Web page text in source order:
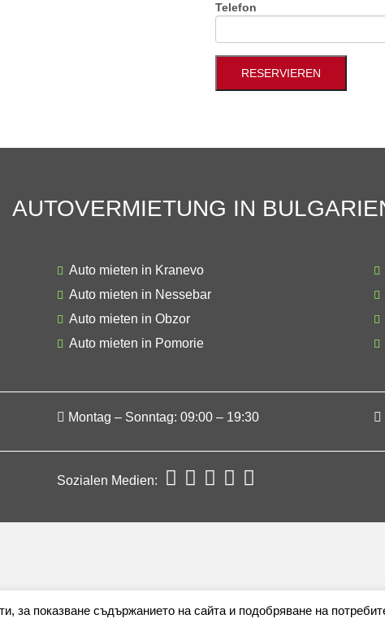
Telefon
AUTOVERMIETUNG IN
Auto mieten in Kranevo
Auto mieten in Nessebar
Auto mieten in Obzor
Auto mieten in Pomorie
Montag – Sonntag: 09:00 – 19:30
Sozialen Medien:
за показване съдържанието на сайта и подобряване на